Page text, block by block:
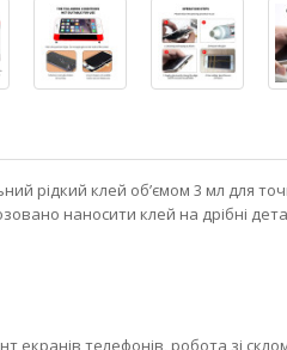
рідкий клей об’ємом 3 мл для
наносити клей на дрібні
екранів телефонів, робота зі